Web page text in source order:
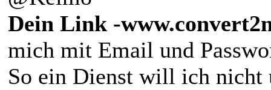
Dein Link -
mich mit Email und
So ein Dienst will ich nicht